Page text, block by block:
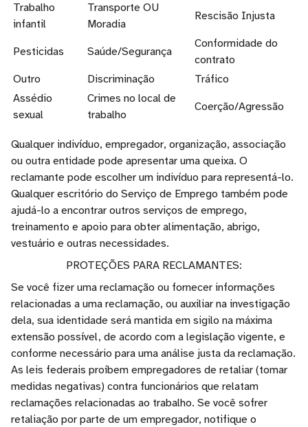
Trabalho
infantil
Transporte OU
Moradia
Rescisão Injusta
Pesticidas Saúde/Segurança
Conformidade do
contrato
Outro
Discriminação
Tráfico
Assédio
sexual
Crimes no local de
trabalho
Coerção/Agressão
Qualquer indivíduo, empregador, organização, associação
ou outra entidade pode apresentar uma queixa. O
reclamante pode escolher um indivíduo para representá-lo.
Qualquer escritório do Serviço de Emprego também pode
ajudá-lo a encontrar outros serviços de emprego,
treinamento e apoio para obter alimentação, abrigo,
vestuário e outras necessidades.
PROTEÇÕES PARA RECLAMANTES:
Se você fizer uma reclamação ou fornecer informações
relacionadas a uma reclamação, ou auxiliar na investigação
dela, sua identidade será mantida em sigilo na máxima
extensão possível, de acordo com a legislação vigente, e
conforme necessário para uma análise justa da reclamação.
As leis federais proíbem empregadores de retaliar (tomar
medidas negativas) contra funcionários que relatam
reclamações relacionadas ao trabalho. Se você sofrer
retaliação por parte de um empregador, notifique o